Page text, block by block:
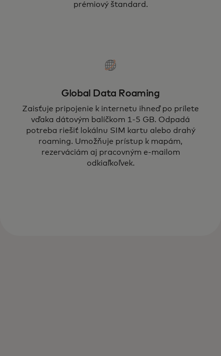
prémiový štandard.
Global Data Roaming
Zaisťuje pripojenie k internetu ihneď po prílete
vďaka dátovým balíčkom 1-5 GB. Odpadá
potreba riešiť lokálnu SIM kartu alebo drahý
roaming. Umožňuje prístup k mapám,
rezerváciám aj pracovným e-mailom
odkiaľkoľvek.